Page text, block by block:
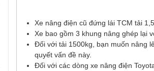
Xe nâng điện cũ đứng lái TCM tải
Xe bao gồm 3 khung nâng ghép lại
Đối với tải 1500kg, bạn muốn nâng
quyết vấn đề này.
Đối với các dòng xe nâng điện